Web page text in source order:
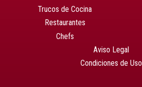
Trucos de Cocina
Restaurantes
Chefs
Aviso Legal
Condiciones de Uso